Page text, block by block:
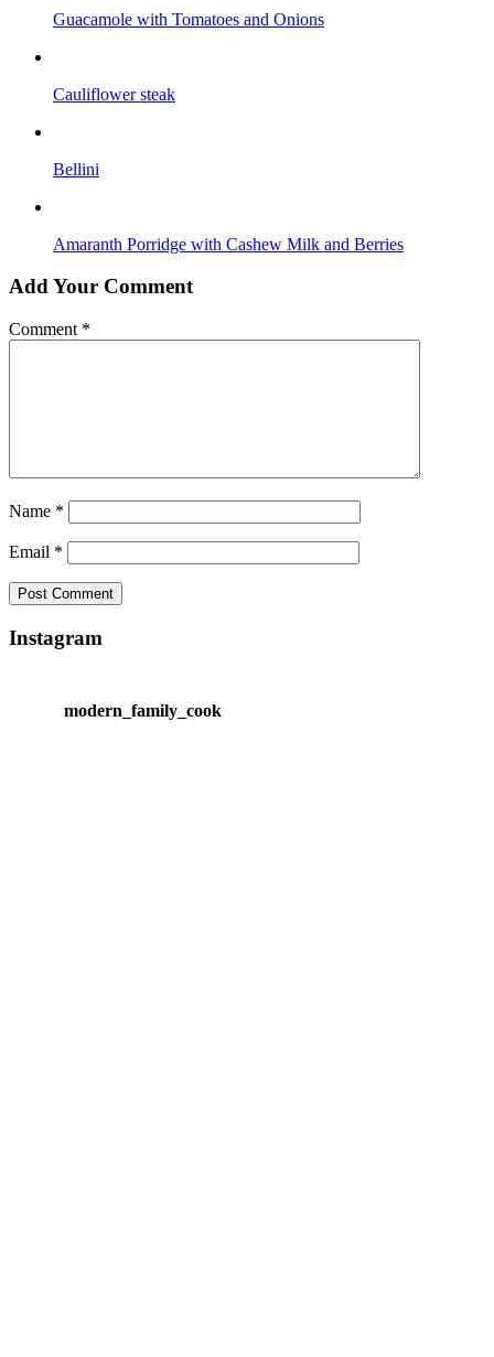
Guacamole with Tomatoes and Onions
Cauliflower steak
Bellini
Amaranth Porridge with Cashew Milk and Berries
Add Your Comment
Comment *
Name *
Email *
Instagram
modern_family_cook